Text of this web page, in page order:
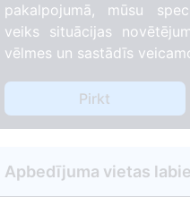
pakalpojumā, mūsu
veiks situācijas
vēlmes un sastādīs
Pirkt
Apbedījuma vietas